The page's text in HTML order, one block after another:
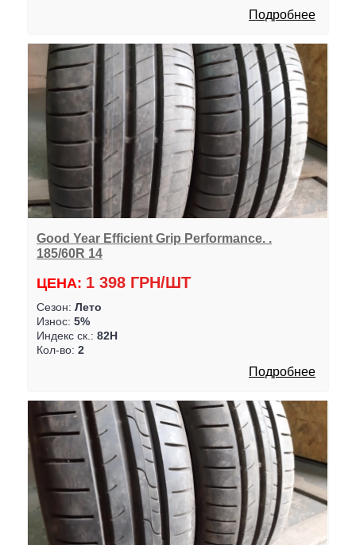
Подробнее
Good Year Efficient Grip Performance. .
185/60R 14
ЦЕНА: 1 398 ГРН/ШТ
Сезон: Лето
Износ: 5%
Индекс ск.: 82H
Кол-во: 2
Подробнее